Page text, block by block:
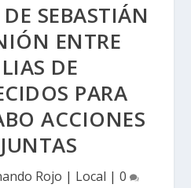
SEBASTIÁN
ENTRE
DE
PARA
ACCIONES
Rojo | Local | 0